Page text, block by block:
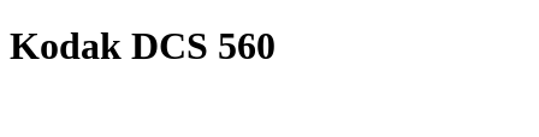
Kodak DCS 560